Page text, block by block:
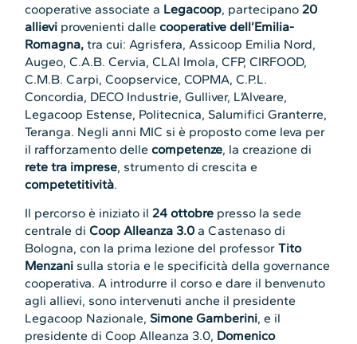
cooperative associate a Legacoop, partecipano 20
allievi provenienti dallecooperative dell’Emilia-
Romagna, tra cui: Agrisfera, Assicoop Emilia Nord,
Augeo, C.A.B. Cervia, CLAI Imola, CFP, CIRFOOD,
C.M.B. Carpi, Coopservice, COPMA, C.P.L.
Concordia, DECO Industrie, Gulliver, L’Alveare,
Legacoop Estense, Politecnica, Salumifici Granterre,
Teranga. Negli anni MIC si è proposto come leva per
il rafforzamento dellecompetenze, la creazione di
rete tra imprese, strumento di crescita e
competetitività.
Il percorso è iniziato il 24 ottobre presso la sede
centrale diCoop Alleanza 3.0a Castenaso di
Bologna, con la prima lezione del professorTito
Menzani sulla storia e le specificità della governance
cooperativa. A introdurre il corso e dare il benvenuto
agli allievi, sono intervenuti anche il presidente
Legacoop Nazionale, Simone Gamberini, e il
presidente di Coop Alleanza 3.0, Domenico